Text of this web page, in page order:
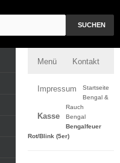
SUCHEN
Menü Kontakt
Impressum
Kasse
Startseite
Bengal &
Rauch
Bengal
Bengalfeuer
Rot/Blink (5er)